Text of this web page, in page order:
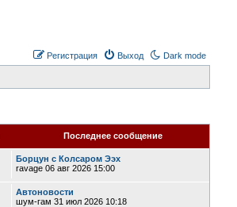
Dark mode
Выход
Регистрация
Последнее сообщение
Борцун с Колсаром Ээх
ravage 06 авг 2026 15:00
Автоновости
шум-гам 31 июл 2026 10:18